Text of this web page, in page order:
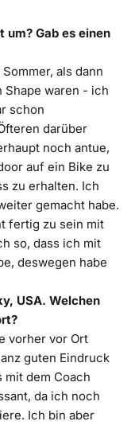
Gab es einen
als dann
Shape waren - ich
schon
darüber
noch antue,
auf ein Bike zu
zu erhalten. Ich
gemacht habe.
fertig zu sein mit
so, dass ich mit
deswegen habe
USA. Welchen
vorher vor Ort
guten Eindruck
mit dem Coach
da ich noch
Ich bin aber